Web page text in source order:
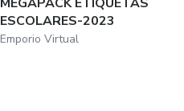
ESCOLARES-2023
Emporio Virtual